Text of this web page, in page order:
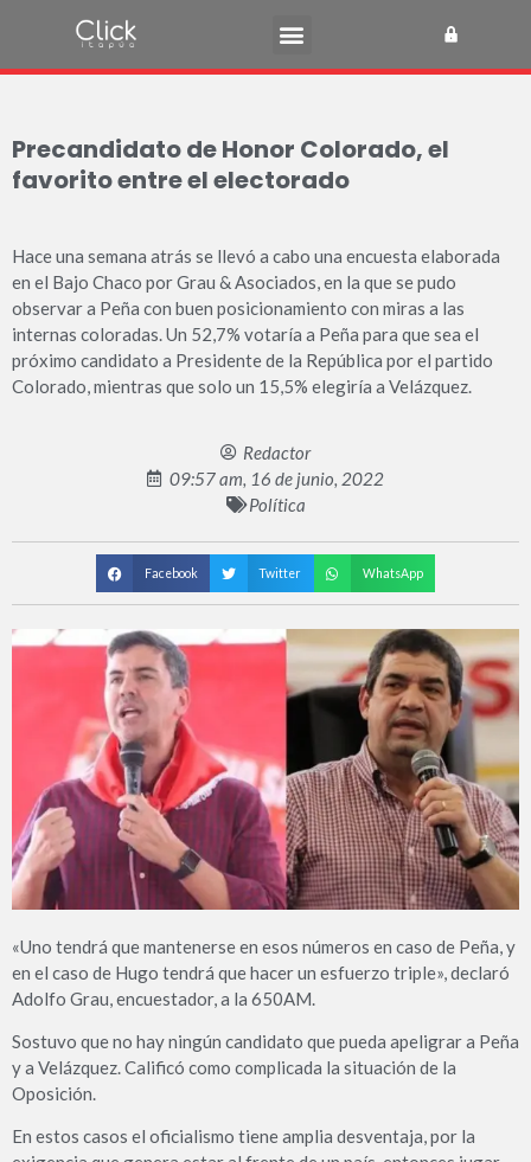
Precandidato de Honor Colorado, el
favorito entre el electorado
Hace una semana atrás se llevó a cabo una encuesta elaborada
en el Bajo Chaco por Grau & Asociados, en la que se pudo
observar a Peña con buen posicionamiento con miras a las
internas coloradas. Un 52,7% votaría a Peña para que sea el
próximo candidato a Presidente de la República por el partido
Colorado, mientras que solo un 15,5% elegiría a Velázquez.
Redactor
09:57 am, 16 de junio, 2022
Política
Facebook Twitter WhatsApp
«Uno tendrá que mantenerse en esos números en caso de Peña, y
en el caso de Hugo tendrá que hacer un esfuerzo triple», declaró
Adolfo Grau, encuestador, a la 650AM.
Sostuvo que no hay ningún candidato que pueda apeligrar a Peña
y a Velázquez. Calificó como complicada la situación de la
Oposición.
En estos casos el oficialismo tiene amplia desventaja, por la